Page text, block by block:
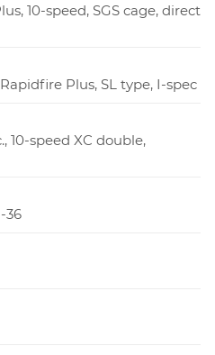
10-speed, SGS cage, direct
Plus, SL type, I-spec
10-speed XC double,
36